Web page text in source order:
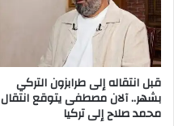
قبل انتقاله إلى طرابزون التركي
بشهر.. آلان مصطفى يتوقع انتقال
محمد صلاح إلى تركيا